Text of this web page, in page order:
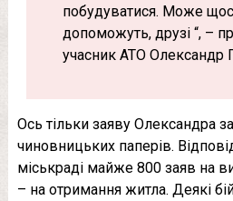
побудуватися. Може
допоможуть, друзі “, –
учасник АТО Олександр
Ось тільки заяву Олександра
чиновницьких паперів.
міськраді майже 800 заяв на
– на отримання житла. Деякі